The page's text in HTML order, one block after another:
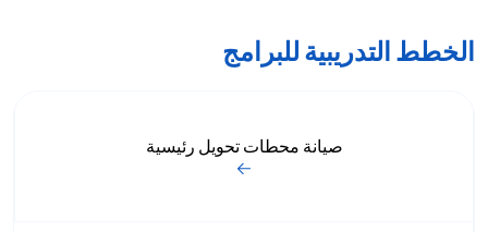
الخطط التدريبية للبرامج
صيانة محطات تحويل رئيسية